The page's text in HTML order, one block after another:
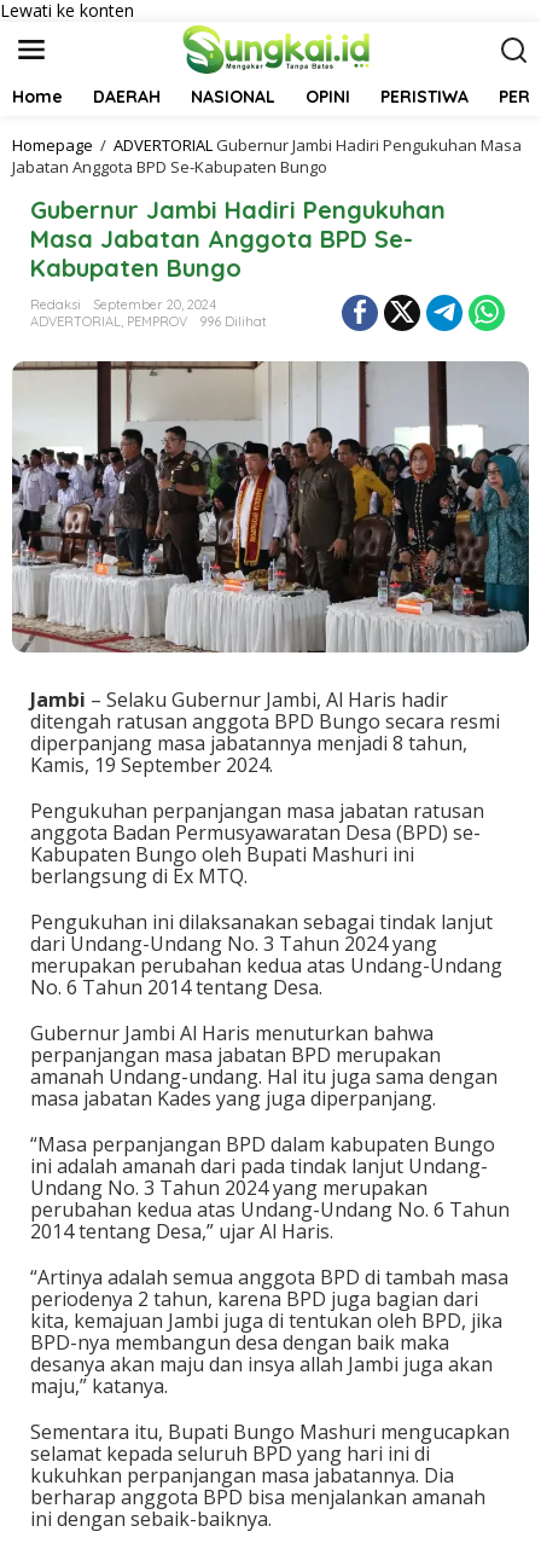
Lewati ke konten
Home DAERAH NASIONAL OPINI PERISTIWA
Homepage / ADVERTORIALGubernur Jambi Hadiri Pengukuhan Masa
Jabatan Anggota BPD Se-Kabupaten Bungo
Gubernur Jambi Hadiri Pengukuhan
Masa Jabatan Anggota BPD Se-
Kabupaten Bungo
Redaksi
September 20, 2024
ADVERTORIAL, PEMPROV 996 Dilihat
Jambi – Selaku Gubernur Jambi, Al Haris hadir
ditengah ratusan anggota BPD Bungo secara resmi
diperpanjang masa jabatannya menjadi 8 tahun,
Kamis, 19 September 2024.
Pengukuhan perpanjangan masa jabatan ratusan
anggota Badan Permusyawaratan Desa (BPD) se-
Kabupaten Bungo oleh Bupati Mashuri ini
berlangsung di Ex MTQ.
Pengukuhan ini dilaksanakan sebagai tindak lanjut
dari Undang-Undang No. 3 Tahun 2024 yang
merupakan perubahan kedua atas Undang-Undang
No. 6 Tahun 2014 tentang Desa.
Gubernur Jambi Al Haris menuturkan bahwa
perpanjangan masa jabatan BPD merupakan
amanah Undang-undang. Hal itu juga sama dengan
masa jabatan Kades yang juga diperpanjang.
“Masa perpanjangan BPD dalam kabupaten Bungo
ini adalah amanah dari pada tindak lanjut Undang-
Undang No. 3 Tahun 2024 yang merupakan
perubahan kedua atas Undang-Undang No. 6 Tahun
2014 tentang Desa,” ujar Al Haris.
“Artinya adalah semua anggota BPD di tambah masa
periodenya 2 tahun, karena BPD juga bagian dari
kita, kemajuan Jambi juga di tentukan oleh BPD, jika
BPD-nya membangun desa dengan baik maka
desanya akan maju dan insya allah Jambi juga akan
maju,” katanya.
Sementara itu, Bupati Bungo Mashuri mengucapkan
selamat kepada seluruh BPD yang hari ini di
kukuhkan perpanjangan masa jabatannya. Dia
berharap anggota BPD bisa menjalankan amanah
ini dengan sebaik-baiknya.